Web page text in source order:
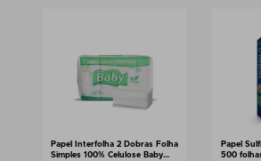
Papel Interfolha 2 Dobras Folha
Simples 100% Celulose Baby
Papel
500